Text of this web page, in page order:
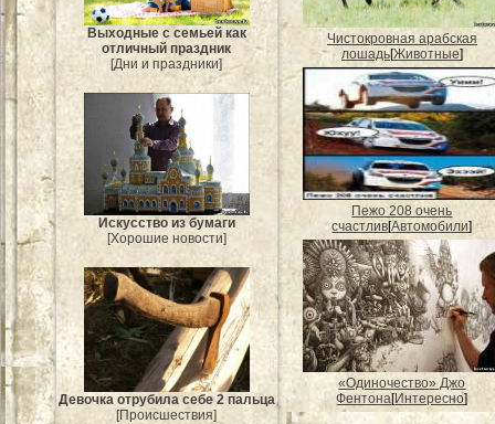
Выходные с семьей как
отличный праздник
[Дни и праздники]
Искусство из бумаги
[Хорошие новости]
Девочка отрубила себе 2 пальца
[Происшествия]
Чистокровная арабская
лошадь[Животные]
Пежо 208 очень
счастлив[Автомобили]
«Одиночество» Джо
Фентона[Интересно]